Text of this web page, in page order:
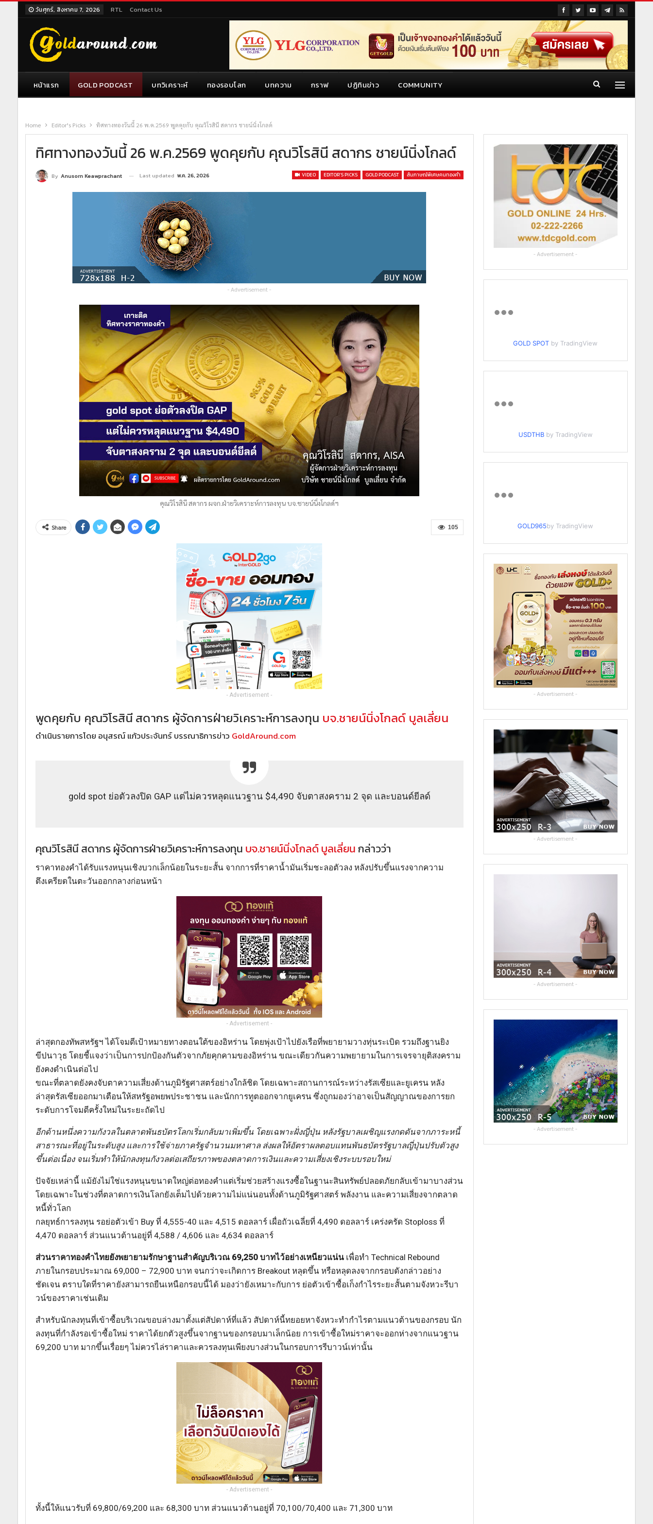
วันศุกร์, สิงหาคม 7, 2026 RTL Contact Us
หน้าแรก GOLD PODCAST บทวิเคราะห์ ทองรอบโลก บทความ กราฟ ปฏิทินข่าว COMMUNITY
Home Editor’s Picks ทิศทางทองวันนี้ 26 พ.ค.2569 พูดคุยกับ คุณวิโรสินี สดากร ชายน์นิ่งโกลด์
ทิศทางทองวันนี้ 26 พ.ค.2569 พูดคุยกับ คุณวิโรสินี สดากร ชายน์นิ่งโกลด์
VIDEO EDITOR’S PICKS GOLD PODCAST สัมภาษณ์พิเศษคนทองคำ
By Anusorn Keawprachant Last updated พ.ค. 26, 2026
- Advertisement -
คุณวิโรสินี สดากร ผจก.ฝ่ายวิเคราะห์การลงทุน บจ.ชายน์นิ่งโกลด์ฯ
105
Share
- Advertisement -
พูดคุยกับ คุณวิโรสินี สดากร ผู้จัดการฝ่ายวิเคราะห์การลงทุน บจ.ชายน์นิ่งโกลด์ บูลเลี่ยน
ดำเนินรายการโดย อนุสรณ์ แก้วประจันทร์ บรรณาธิการข่าว GoldAround.com
gold spot ย่อตัวลงปิด GAP แต่ไม่ควรหลุดแนวฐาน $4,490 จับตาสงคราม 2 จุด และบอนด์ยีลด์
คุณวิโรสินี สดากร ผู้จัดการฝ่ายวิเคราะห์การลงทุน บจ.ชายน์นิ่งโกลด์ บูลเลี่ยนกล่าวว่า
ราคาทองคำได้รับแรงหนุนเชิงบวกเล็กน้อยในระยะสั้น จากการที่ราคาน้ำมันเริ่มชะลอตัวลง หลังปรับขึ้นแรงจากความ
ตึงเครียดในตะวันออกกลางก่อนหน้า
- Advertisement -
ล่าสุดกองทัพสหรัฐฯ ได้โจมตีเป้าหมายทางตอนใต้ของอิหร่าน โดยพุ่งเป้าไปยังเรือที่พยายามวางทุ่นระเบิด รวมถึงฐานยิง
ขีปนาวุธ โดยชี้แจงว่าเป็นการปกป้องกันตัวจากภัยคุกคามของอิหร่าน ขณะเดียวกันความพยายามในการเจรจายุติสงคราม
ยังคงดำเนินต่อไป
ขณะที่ตลาดยังคงจับตาความเสี่ยงด้านภูมิรัฐศาสตร์อย่างใกล้ชิด โดยเฉพาะสถานการณ์ระหว่างรัสเซียและยูเครน หลัง
ล่าสุดรัสเซียออกมาเตือนให้สหรัฐอพยพประชาชน และนักการทูตออกจากยูเครน ซึ่งถูกมองว่าอาจเป็นสัญญาณของการยก
ระดับการโจมตีครั้งใหม่ในระยะถัดไป
อีกด้านหนึ่งความกังวลในตลาดพันธบัตรโลกเริ่มกลับมาเพิ่มขึ้น โดยเฉพาะฝั่งญี่ปุ่น หลังรัฐบาลเผชิญแรงกดดันจากภาระหนี้
สาธารณะที่อยู่ในระดับสูง และการใช้จ่ายภาครัฐจำนวนมหาศาล ส่งผลให้อัตราผลตอบแทนพันธบัตรรัฐบาลญี่ปุ่นปรับตัวสูง
ขึ้นต่อเนื่อง จนเริ่มทำให้นักลงทุนกังวลต่อเสถียรภาพของตลาดการเงินและความเสี่ยงเชิงระบบรอบใหม่
ปัจจัยเหล่านี้ แม้ยังไม่ใช่แรงหนุนขนาดใหญ่ต่อทองคำแต่เริ่มช่วยสร้างแรงซื้อในฐานะสินทรัพย์ปลอดภัยกลับเข้ามาบางส่วน
โดยเฉพาะในช่วงที่ตลาดการเงินโลกยังเต็มไปด้วยความไม่แน่นอนทั้งด้านภูมิรัฐศาสตร์ พลังงาน และความเสี่ยงจากตลาด
หนี้ทั่วโลก
กลยุทธ์การลงทุน รอย่อตัวเข้า Buy ที่ 4,555-40 และ 4,515 ดอลลาร์ เผื่อถัวเฉลี่ยที่ 4,490 ดอลลาร์ เคร่งครัด Stoploss ที่
4,470 ดอลลาร์ ส่วนแนวต้านอยู่ที่ 4,588 / 4,606 และ 4,634 ดอลลาร์
ส่วนราคาทองคำไทยยังพยายามรักษาฐานสำคัญบริเวณ 69,250 บาทไว้อย่างเหนียวแน่น เพื่อทำ Technical Rebound
ภายในกรอบประมาณ 69,000 – 72,900 บาท จนกว่าจะเกิดการ Breakout หลุดขึ้น หรือหลุดลงจากกรอบดังกล่าวอย่าง
ชัดเจน ตราบใดที่ราคายังสามารถยืนเหนือกรอบนี้ได้ มองว่ายังเหมาะกับการ ย่อตัวเข้าซื้อเก็งกำไรระยะสั้นตามจังหวะรีบา
วน์ของราคาเช่นเดิม
สำหรับนักลงทุนที่เข้าซื้อบริเวณขอบล่างมาตั้งแต่สัปดาห์ที่แล้ว สัปดาห์นี้ทยอยหาจังหวะทำกำไรตามแนวต้านของกรอบ นัก
ลงทุนที่กำลังรอเข้าซื้อใหม่ ราคาได้ยกตัวสูงขึ้นจากฐานของกรอบมาเล็กน้อย การเข้าซื้อใหม่ราคาจะออกห่างจากแนวฐาน
69,200 บาท มากขึ้นเรื่อยๆ ไม่ควรไล่ราคาและควรลงทุนเพียงบางส่วนในกรอบการรีบาวน์เท่านั้น
- Advertisement -
ทั้งนี้ให้แนวรับที่ 69,800/69,200 และ 68,300 บาท ส่วนแนวต้านอยู่ที่ 70,100/70,400 และ 71,300 บาท
- Advertisement -
GOLD SPOT by TradingView
USDTHB by TradingView
GOLD965by TradingView
- Advertisement -
- Advertisement -
- Advertisement -
- Advertisement -